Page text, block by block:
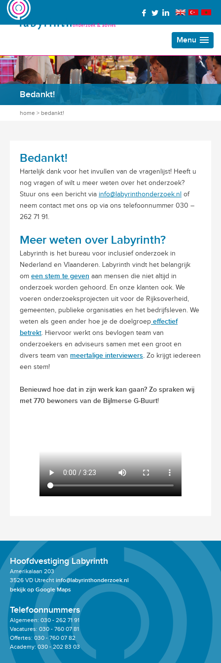
Menu
Bedankt!
home > bedankt!
Bedankt!
Hartelijk dank voor het invullen van de vragenlijst! Heeft u
nog vragen of wilt u meer weten over het onderzoek?
Stuur ons een bericht via info@labyrinthonderzoek.nl of
neem contact met ons op via ons telefoonnummer 030 –
262 71 91.
Meer weten over Labyrinth?
Labyrinth is het bureau voor inclusief onderzoek in
Nederland en Vlaanderen. Labyrinth vindt het belangrijk
om een stem te geven aan mensen die niet altijd in
onderzoek worden gehoord. En onze klanten ook. We
voeren onderzoeksprojecten uit voor de Rijksoverheid,
gemeenten, publieke organisaties en het bedrijfsleven. We
weten als geen ander hoe je de doelgroep effectief
betrekt. Hiervoor werkt ons bevlogen team van
onderzoekers en adviseurs samen met een groot en
divers team van meertalige interviewers. Zo krijgt iedereen
een stem!
Benieuwd hoe dat in zijn werk kan gaan? Zo spraken wij
met 770 bewoners van de Bijlmerse G-Buurt!
Hoofdvestiging Labyrinth
Amerikalaan 203
3526 VD Utrecht info@labyrinthonderzoek.nl
bekijk op Google Maps
Telefoonnummers
Algemeen: 030 - 262 71 91
Vacatures: 030 - 760 07 81
Offertes: 030 - 760 07 82
Academy: 030 - 202 83 03